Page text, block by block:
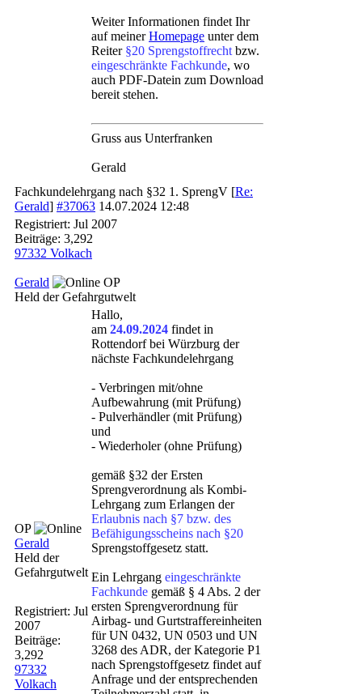
Weiter Informationen findet Ihr
auf meinerHomepage unter dem
Reiter §20 Sprengstoffrecht bzw.
eingeschränkte Fachkunde, wo
auch PDF-Datein zum Download
bereit stehen.
Gruss aus Unterfranken
Gerald
Fachkundelehrgang nach §32 1. SprengV [Re:
Gerald] #37063 14.07.2024 12:48
Registriert: Jul 2007
Beiträge: 3,292
97332 Volkach
Gerald
OP
Held der Gefahrgutwelt
OP
Gerald
Held der
Gefahrgutwelt
Registriert: Jul
2007
Beiträge:
3,292
97332
Volkach
Hallo,
am 24.09.2024 findet in
Rottendorf bei Würzburg der
nächste Fachkundelehrgang
- Verbringen mit/ohne
Aufbewahrung (mit Prüfung)
- Pulverhändler (mit Prüfung)
und
- Wiederholer (ohne Prüfung)
gemäß §32 der Ersten
Sprengverordnung als Kombi-
Lehrgang zum Erlangen der
Erlaubnis nach §7 bzw. des
Befähigungsscheins nach §20
Sprengstoffgesetz statt.
Ein Lehrgang eingeschränkte
Fachkunde gemäß § 4 Abs. 2 der
ersten Sprengverordnung für
Airbag- und Gurtstraffereinheiten
für UN 0432, UN 0503 und UN
3268 des ADR, der Kategorie P1
nach Sprengstoffgesetz findet auf
Anfrage und der entsprechenden